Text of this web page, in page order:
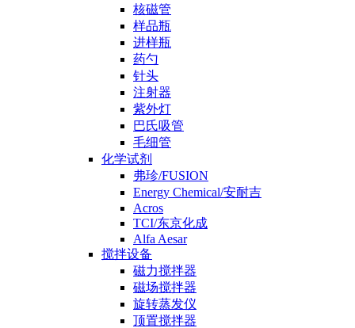
核磁管
样品瓶
进样瓶
药勺
针头
注射器
紫外灯
巴氏吸管
毛细管
化学试剂
弗珍/FUSION
Energy Chemical/安耐吉
Acros
TCI/东京化成
Alfa Aesar
搅拌设备
磁力搅拌器
磁场搅拌器
旋转蒸发仪
顶置搅拌器